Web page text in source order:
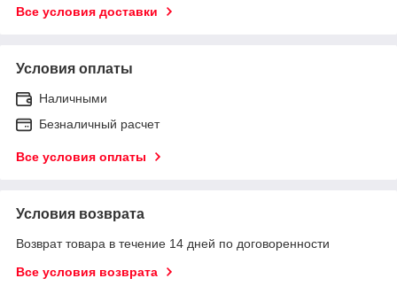
Все условия доставки
Условия оплаты
Наличными
Безналичный расчет
Все условия оплаты
Условия возврата
Возврат товара в течение 14 дней по договоренности
Все условия возврата